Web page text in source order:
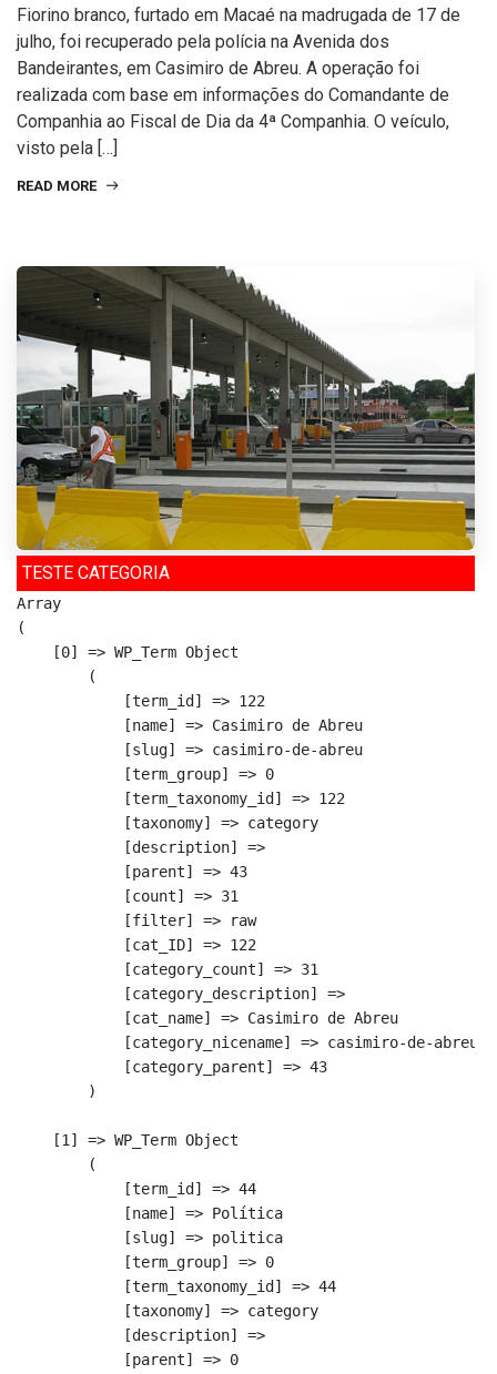
Fiorino branco, furtado em Macaé na madrugada de 17 de
julho, foi recuperado pela polícia na Avenida dos
Bandeirantes, em Casimiro de Abreu. A operação foi
realizada com base em informações do Comandante de
Companhia ao Fiscal de Dia da 4ª Companhia. O veículo,
visto pela […]
READ MORE
TESTE CATEGORIA
Array
(
    [0] => WP_Term Object
        (
            [term_id] => 122
            [name] => Casimiro de Abreu
            [slug] => casimiro-de-abreu
            [term_group] => 0
            [term_taxonomy_id] => 122
            [taxonomy] => category
            [description] =>
            [parent] => 43
            [count] => 31
            [filter] => raw
            [cat_ID] => 122
            [category_count] => 31
            [category_description] =>
            [cat_name] => Casimiro de Abreu
            [category_nicename] => casimiro-de-abreu
            [category_parent] => 43
        )
    [1] => WP_Term Object
        (
            [term_id] => 44
            [name] => Política
            [slug] => politica
            [term_group] => 0
            [term_taxonomy_id] => 44
            [taxonomy] => category
            [description] =>
            [parent] => 0